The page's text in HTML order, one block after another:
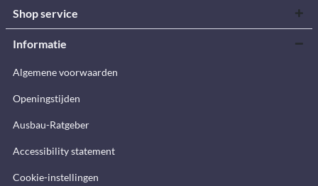
Shop service
Informatie
Algemene voorwaarden
Openingstijden
Ausbau-Ratgeber
Accessibility statement
Cookie-instellingen